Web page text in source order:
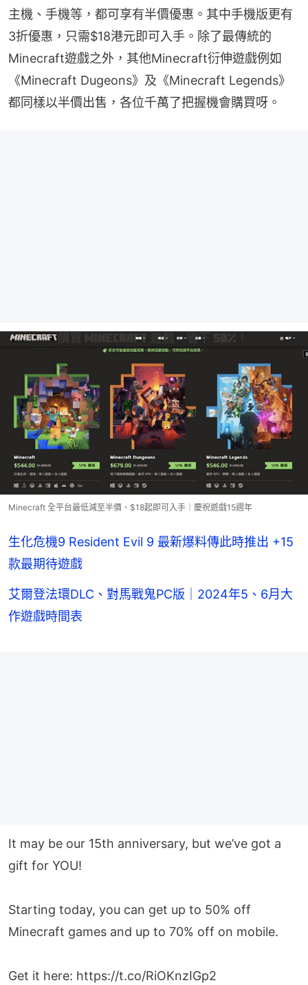
主機、手機等，都可享有半價優惠。其中手機版更有
3折優惠，只需$18港元即可入手。除了最傳統的
Minecraft遊戲之外，其他Minecraft衍伸遊戲例如
《Minecraft Dugeons》及《Minecraft Legends》
都同樣以半價出售，各位千萬了把握機會購買呀。
Minecraft 全平台最低減至半價、$18起即可入手｜慶祝遊戲15週年
生化危機9 Resident Evil 9 最新爆料傳此時推出 +15
款最期待遊戲
艾爾登法環DLC、對馬戰鬼PC版｜2024年5、6月大
作遊戲時間表
It may be our 15th anniversary, but we’ve got a
gift for YOU!
Starting today, you can get up to 50% off
Minecraft games and up to 70% off on mobile.
Get it here: https://t.co/RiOKnzIGp2